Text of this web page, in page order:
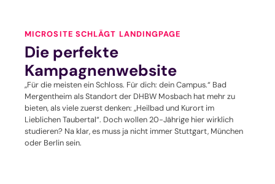
MICROSITE SCHLÄGT LANDINGPAGE
Die perfekte
Kampagnenwebsite
„Für die meisten ein Schloss. Für dich: dein Campus.“ Bad
Mergentheim als Standort der DHBW Mosbach hat mehr zu
bieten, als viele zuerst denken: „Heilbad und Kurort im
Lieblichen Taubertal“. Doch wollen 20-Jährige hier wirklich
studieren? Na klar, es muss ja nicht immer Stuttgart, München
oder Berlin sein.